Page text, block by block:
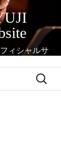
ィシャルサ
検